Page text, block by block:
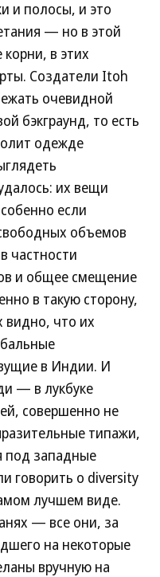
и полосы, и это
— но в этой
в этих
Создатели Itoh
очевидной
бэкграунд, то есть
одежде
их вещи
если
объемов
частности
и общее смещение
в такую сторону,
видно, что их
в Индии. И
— в лукбуке
совершенно не
типажи,
под западные
говорить о diversity
лучшем виде.
— все они, за
на некоторые
вручную на